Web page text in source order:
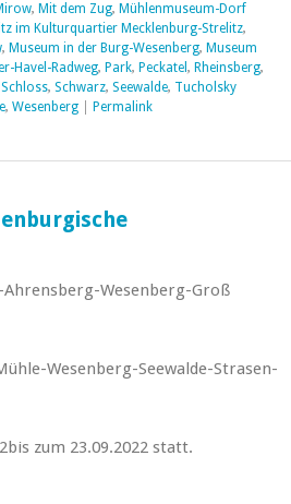
, Mit dem Zug, Mühlenmuseum-Dorf
im Kulturquartier Mecklenburg-Strelitz,
, Museum in der Burg-Wesenberg, Museum
Havel-Radweg, Park, Peckatel , Rheinsberg,
Schloss, Schwarz, Seewalde, Tucholsky
, Wesenberg| Permalink
Wesenberg-Groß
Wesenberg-Seewalde-Strasen-
zum 23.09.2022 statt.